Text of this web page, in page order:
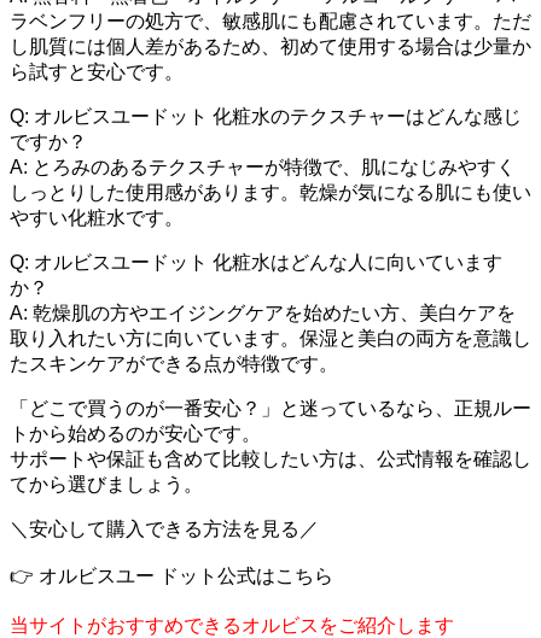
ラベンフリーの処方で、敏感肌にも配慮されています。ただ
し肌質には個人差があるため、初めて使用する場合は少量か
ら試すと安心です。
Q: オルビスユードット 化粧水のテクスチャーはどんな感じ
ですか？
A: とろみのあるテクスチャーが特徴で、肌になじみやすく
しっとりした使用感があります。乾燥が気になる肌にも使い
やすい化粧水です。
Q: オルビスユードット 化粧水はどんな人に向いています
か？
A: 乾燥肌の方やエイジングケアを始めたい方、美白ケアを
取り入れたい方に向いています。保湿と美白の両方を意識し
たスキンケアができる点が特徴です。
「どこで買うのが一番安心？」と迷っているなら、正規ルー
トから始めるのが安心です。
サポートや保証も含めて比較したい方は、公式情報を確認し
てから選びましょう。
＼安心して購入できる方法を見る／
👉 オルビスユー ドット公式はこちら
当サイトがおすすめできるオルビスをご紹介します